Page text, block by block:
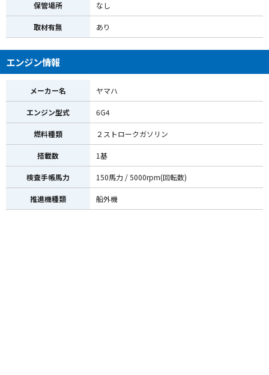
保管場所 なし
取材有無 あり
エンジン情報
メーカー名 ヤマハ
エンジン型式 6G4
燃料種類 ２ストロークガソリン
搭載数 1基
検査手帳馬力 150馬力 / 5000rpm(回転数)
推進機種類 船外機